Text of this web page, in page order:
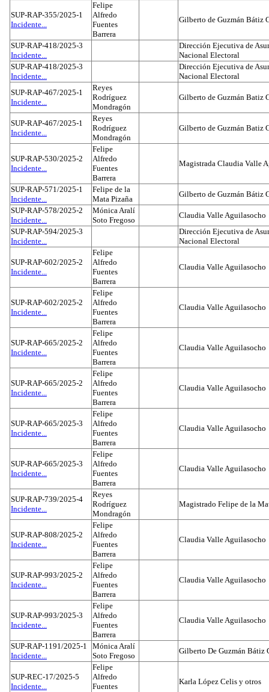
SUP-RAP-355/2025-1
Incidente...
Felipe
Alfredo
Fuentes
Barrera
Gilberto de Guzmán Bátiz
SUP-RAP-418/2025-3
Incidente...
Dirección Ejecutiva de
Nacional Electoral
SUP-RAP-418/2025-3
Incidente...
Dirección Ejecutiva de
Nacional Electoral
SUP-RAP-467/2025-1
Incidente...
Reyes
Rodríguez
Mondragón
Gilberto de Guzmán Batiz
SUP-RAP-467/2025-1
Incidente...
Reyes
Rodríguez
Mondragón
Gilberto de Guzmán Batiz
SUP-RAP-530/2025-2
Incidente...
Felipe
Alfredo
Fuentes
Barrera
Magistrada Claudia Valle
SUP-RAP-571/2025-1
Incidente...
Felipe de la
Mata Pizaña
Gilberto de Guzmán Bátiz
SUP-RAP-578/2025-2
Incidente...
Mónica Aralí
Soto Fregoso
Claudia Valle Aguilasocho
SUP-RAP-594/2025-3
Incidente...
Dirección Ejecutiva de
Nacional Electoral
SUP-RAP-602/2025-2
Incidente...
Felipe
Alfredo
Fuentes
Barrera
Claudia Valle Aguilasocho
SUP-RAP-602/2025-2
Incidente...
Felipe
Alfredo
Fuentes
Barrera
Claudia Valle Aguilasocho
SUP-RAP-665/2025-2
Incidente...
Felipe
Alfredo
Fuentes
Barrera
Claudia Valle Aguilasocho
SUP-RAP-665/2025-2
Incidente...
Felipe
Alfredo
Fuentes
Barrera
Claudia Valle Aguilasocho
SUP-RAP-665/2025-3
Incidente...
Felipe
Alfredo
Fuentes
Barrera
Claudia Valle Aguilasocho
SUP-RAP-665/2025-3
Incidente...
Felipe
Alfredo
Fuentes
Barrera
Claudia Valle Aguilasocho
SUP-RAP-739/2025-4
Incidente...
Reyes
Rodríguez
Mondragón
Magistrado Felipe de la
SUP-RAP-808/2025-2
Incidente...
Felipe
Alfredo
Fuentes
Barrera
Claudia Valle Aguilasocho
SUP-RAP-993/2025-2
Incidente...
Felipe
Alfredo
Fuentes
Barrera
Claudia Valle Aguilasocho
SUP-RAP-993/2025-3
Incidente...
Felipe
Alfredo
Fuentes
Barrera
Claudia Valle Aguilasocho
SUP-RAP-1191/2025-1
Incidente...
Mónica Aralí
Soto Fregoso
Gilberto De Guzmán Bátiz
SUP-REC-17/2025-5
Incidente...
Felipe
Alfredo
Fuentes
Karla López Celis y otros